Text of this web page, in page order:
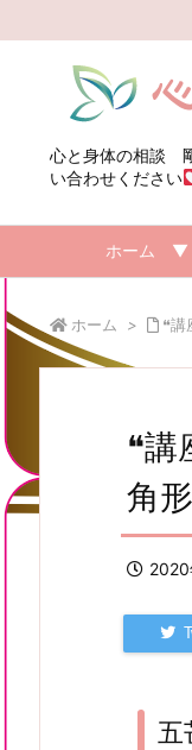
心と身体の相談
い合わせください
ホーム ▼
ホーム > ❝講
❝講
角
2020